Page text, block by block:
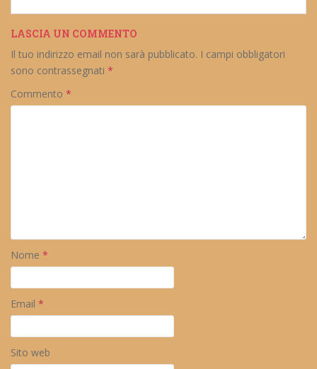
LASCIA UN COMMENTO
Il tuo indirizzo email non sarà pubblicato. I campi obbligatori
sono contrassegnati *
Commento *
Nome *
Email *
Sito web